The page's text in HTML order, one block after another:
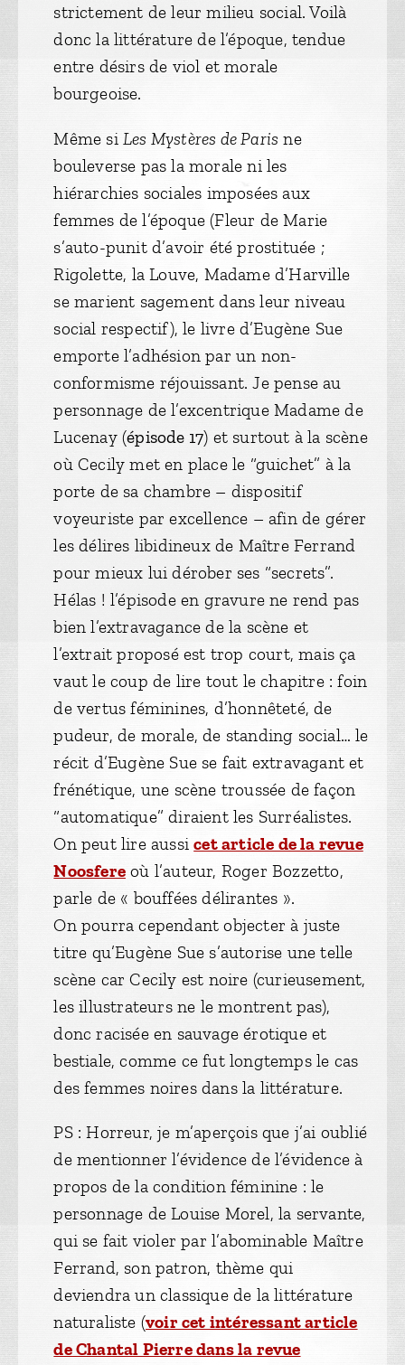
strictement de leur milieu social. Voilà
donc la littérature de l’époque, tendue
entre désirs de viol et morale
bourgeoise.
Même si Les Mystères de Paris ne
bouleverse pas la morale ni les
hiérarchies sociales imposées aux
femmes de l’époque (Fleur de Marie
s’auto-punit d’avoir été prostituée ;
Rigolette, la Louve, Madame d’Harville
se marient sagement dans leur niveau
social respectif), le livre d’Eugène Sue
emporte l’adhésion par un non-
conformisme réjouissant. Je pense au
personnage de l’excentrique Madame de
Lucenay (épisode 17) et surtout à la scène
où Cecily met en place le “guichet” à la
porte de sa chambre – dispositif
voyeuriste par excellence – afin de gérer
les délires libidineux de Maître Ferrand
pour mieux lui dérober ses “secrets”.
Hélas ! l’épisode en gravure ne rend pas
bien l’extravagance de la scène et
l’extrait proposé est trop court, mais ça
vaut le coup de lire tout le chapitre : foin
de vertus féminines, d’honnêteté, de
pudeur, de morale, de standing social… le
récit d’Eugène Sue se fait extravagant et
frénétique, une scène troussée de façon
“automatique” diraient les Surréalistes.
On peut lire aussicet article de la revue
Noosfereoù l’auteur, Roger Bozzetto,
parle de « bouffées délirantes ».
On pourra cependant objecter à juste
titre qu’Eugène Sue s’autorise une telle
scène car Cecily est noire (curieusement,
les illustrateurs ne le montrent pas),
donc racisée en sauvage érotique et
bestiale, comme ce fut longtemps le cas
des femmes noires dans la littérature.
PS : Horreur, je m’aperçois que j’ai oublié
de mentionner l’évidence de l’évidence à
propos de la condition féminine : le
personnage de Louise Morel, la servante,
qui se fait violer par l’abominable Maître
Ferrand, son patron, thème qui
deviendra un classique de la littérature
naturaliste (voir cet intéressant article
de Chantal Pierre dans la revue